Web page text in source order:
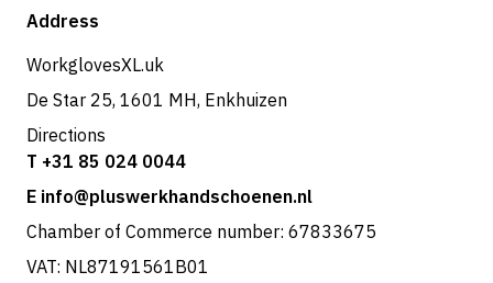
Returns & service
Shop
Address
WorkglovesXL.uk
De Star 25, 1601 MH, Enkhuizen
Directions
T +31 85 024 0044
E info@pluswerkhandschoenen.nl
Chamber of Commerce number: 67833675
VAT: NL87191561B01